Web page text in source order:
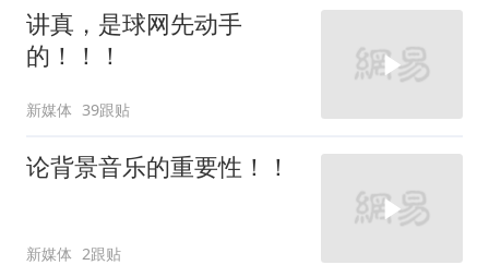
讲真，是球网先动手
的！！！
新媒体 39跟贴
论背景音乐的重要性！！
新媒体 2跟贴